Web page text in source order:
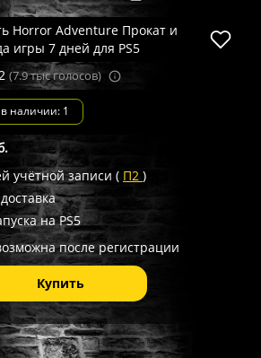
Horror Adventure Прокат и
игры 7 дней для PS5
(7.9 тыс голосов)
в наличии: 1
учётной записи ( П2 )
на PS5
после регистрации
Купить